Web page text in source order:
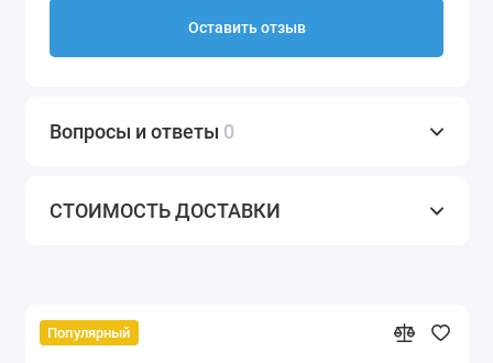
Оставить отзыв
Вопросы и ответы 0
СТОИМОСТЬ ДОСТАВКИ
Популярный